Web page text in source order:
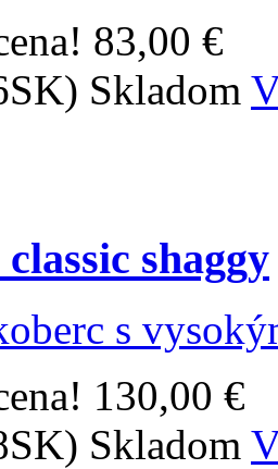
83,00 €
Skladom
shaggy
s
130,00 €
Skladom